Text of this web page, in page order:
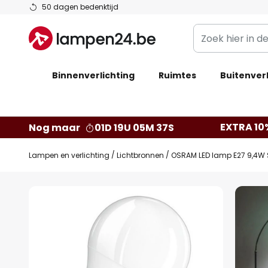
50 dagen bedenktijd
Ga
de
inhoud
Zoek
hier
de
Binnenverlichting Ruimtes
Nog maar 01D 19U 05M 36S EXTRA
Lampen en verlichting Lichtbronnen OSRAM LED lamp E27